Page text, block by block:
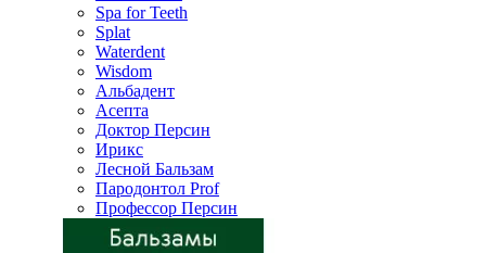
Spa for Teeth
Splat
Waterdent
Wisdom
Альбадент
Асепта
Доктор Персин
Ирикс
Лесной Бальзам
Пародонтол Prof
Профессор Персин